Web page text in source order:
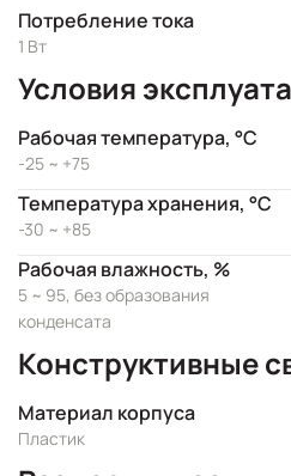
Потребление тока
1 Вт
Условия
Рабочая температура, °C
-25 ~ +75
Температура хранения, °C
-30 ~ +85
Рабочая влажность, %
5 ~ 95, без образования
конденсата
Конструктивные
Материал корпуса
Пластик